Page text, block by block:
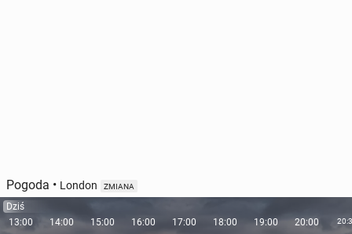
Pogoda • London ZMIANA
Dziś
13:00
14:00 15:00 16:00 17:00 18:00 19:00 20:00